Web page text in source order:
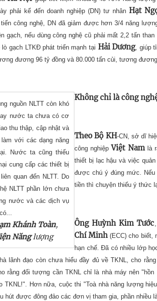
phải kể đến doanh nghiệp (DN) tư nhânHạt
công nghệ, DN đã giảm được hơn 3/4 năng
gạch, nếu dùng công nghệ cũ phải mất 2,2 tấn
lò gạch LTKĐ phát triển mạnh tại Hải Dương, giúp
đương 96 tỷ đồng và 80.000 tấn củi, tương
nguồn NLTT còn khó
nước ta chưa có cơ
thu thập, cập nhật và
với các dạng năng
Nước ta cũng thiếu
cung cấp các thiết bị
quan đến NLTT. Do
NLTT phần lớn chưa
nước và các dịch vụ
Khánh Toàn,
Nănglượng
Không chỉ là công
Theo Bộ KH-CN, sở dĩ
công nghiệp Việt Namlà
thiết bị lạc hậu và việc
được chú ý đúng mức.
tiền thì chuyện thiếu ý thức
Ông Huỳnh Kim Tước
Chí Minh (ECC) cho biết,
hạn chế. Đã có nhiều lớp
lãnh đạo còn chưa hiểu đầy đủ về TKNL, cho
rằng đối tượng cần TKNL chỉ là nhà máy nên
TKNL!". Hơn nữa, cuộc thi "Toà nhà năng lượng
hút được đông đảo các đơn vị tham gia, phần nhiều